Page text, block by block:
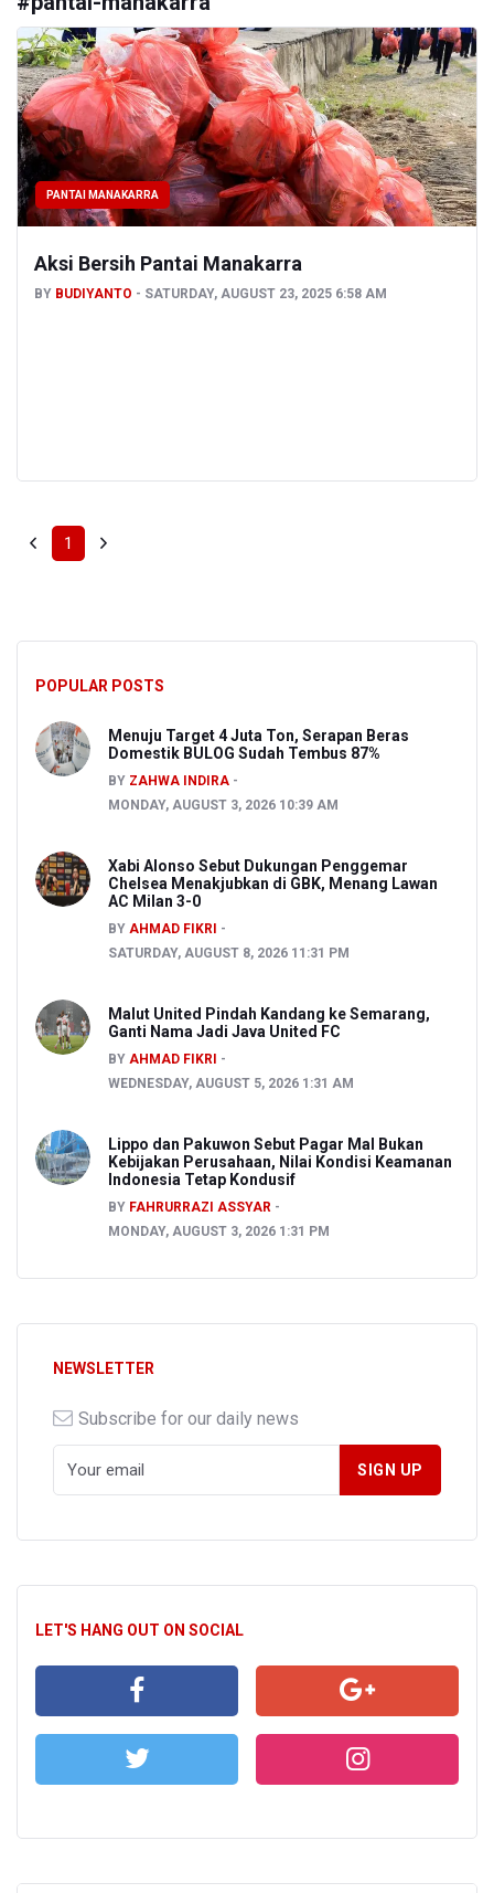
PANTAI MANAKARRA
Aksi Bersih Pantai Manakarra
BY BUDIYANTO SATURDAY, AUGUST 23, 2025 6:58 AM
1
POPULAR POSTS
Menuju Target 4 Juta Ton, Serapan Beras
Domestik BULOG Sudah Tembus 87%
BY ZAHWA INDIRA
MONDAY, AUGUST 3, 2026 10:39 AM
Xabi Alonso Sebut Dukungan Penggemar
Chelsea Menakjubkan di GBK, Menang Lawan
AC Milan 3-0
BY AHMAD FIKRI
SATURDAY, AUGUST 8, 2026 11:31 PM
Malut United Pindah Kandang ke Semarang,
Ganti Nama Jadi Java United FC
BY AHMAD FIKRI
WEDNESDAY, AUGUST 5, 2026 1:31 AM
Lippo dan Pakuwon Sebut Pagar Mal Bukan
Kebijakan Perusahaan, Nilai Kondisi Keamanan
Indonesia Tetap Kondusif
BY FAHRURRAZI ASSYAR
MONDAY, AUGUST 3, 2026 1:31 PM
NEWSLETTER
Subscribe for our daily news
LET'S HANG OUT ON SOCIAL